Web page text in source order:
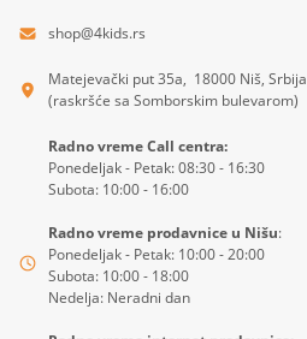
shop@4kids.rs
Matejevački put 35a, 18000 Niš, Srbija
(raskršće sa Somborskim bulevarom)
Radno vreme Call centra:
Ponedeljak - Petak: 08:30 - 16:30
Subota: 10:00 - 16:00
Radno vreme prodavnice u Nišu:
Ponedeljak - Petak: 10:00 - 20:00
Subota: 10:00 - 18:00
Nedelja: Neradni dan